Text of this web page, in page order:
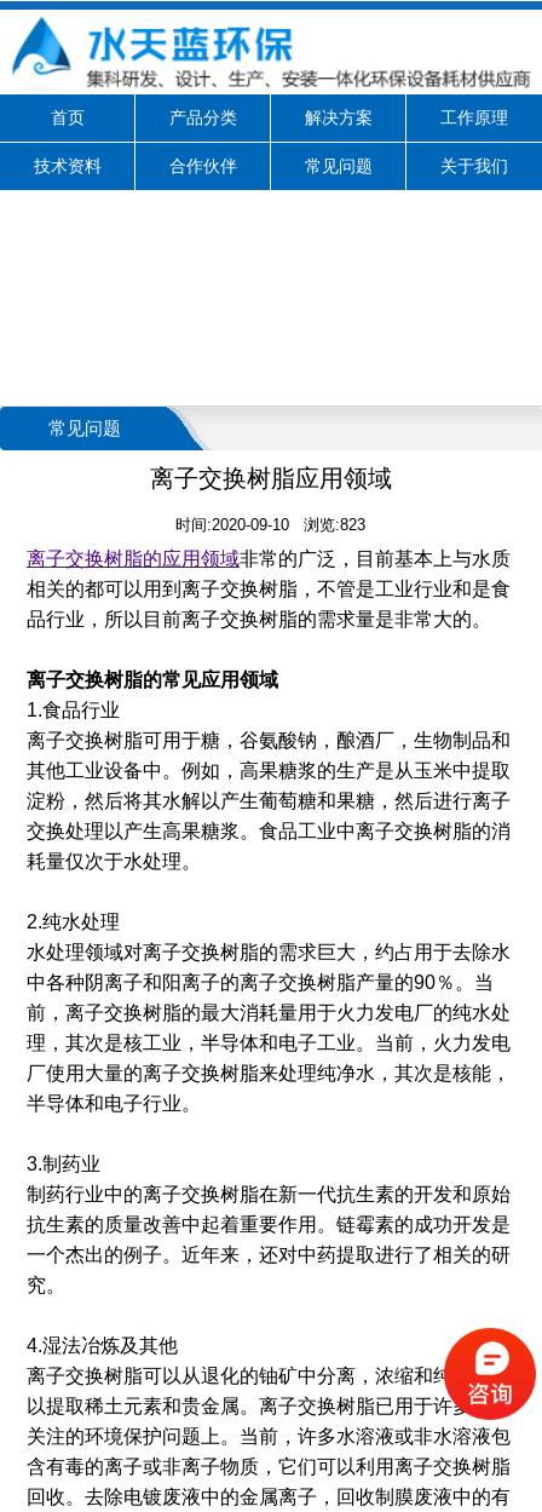
首页 产品分类 解决方案 工作原理
技术资料 合作伙伴 常见问题 关于我们
常见问题
离子交换树脂应用领域
时间:2020-09-10 浏览:823
离子交换树脂的应用领域非常的广泛，目前基本上与水质
相关的都可以用到离子交换树脂，不管是工业行业和是食
品行业，所以目前离子交换树脂的需求量是非常大的。
离子交换树脂的常见应用领域
1.食品行业
离子交换树脂可用于糖，谷氨酸钠，酿酒厂，生物制品和
其他工业设备中。例如，高果糖浆的生产是从玉米中提取
淀粉，然后将其水解以产生葡萄糖和果糖，然后进行离子
交换处理以产生高果糖浆。食品工业中离子交换树脂的消
耗量仅次于水处理。
2.纯水处理
水处理领域对离子交换树脂的需求巨大，约占用于去除水
中各种阴离子和阳离子的离子交换树脂产量的90％。当
前，离子交换树脂的最大消耗量用于火力发电厂的纯水处
理，其次是核工业，半导体和电子工业。当前，火力发电
厂使用大量的离子交换树脂来处理纯净水，其次是核能，
半导体和电子行业。
3.制药业
制药行业中的离子交换树脂在新一代抗生素的开发和原始
抗生素的质量改善中起着重要作用。链霉素的成功开发是
一个杰出的例子。近年来，还对中药提取进行了相关的研
究。
4.湿法冶炼及其他
离子交换树脂可以从退化的铀矿中分离，浓缩和纯化铀，
以提取稀土元素和贵金属。离子交换树脂已用于许多受到
关注的环境保护问题上。当前，许多水溶液或非水溶液包
含有毒的离子或非离子物质，它们可以利用离子交换树脂
回收。去除电镀废液中的金属离子，回收制膜废液中的有